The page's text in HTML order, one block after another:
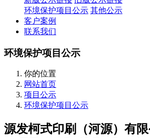
环境保护项目公示 其他公示
客户案例
联系我们
环境保护项目公示
你的位置
网站首页
项目公示
环境保护项目公示
源发柯式印刷（河源）有